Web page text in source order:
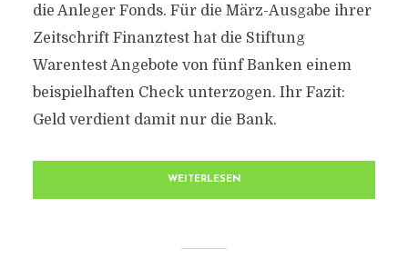
die Anleger Fonds. Für die März-Ausgabe ihrer
Zeitschrift Finanztest hat die Stiftung
Warentest Angebote von fünf Banken einem
beispielhaften Check unterzogen. Ihr Fazit:
Geld verdient damit nur die Bank.
WEITERLESEN